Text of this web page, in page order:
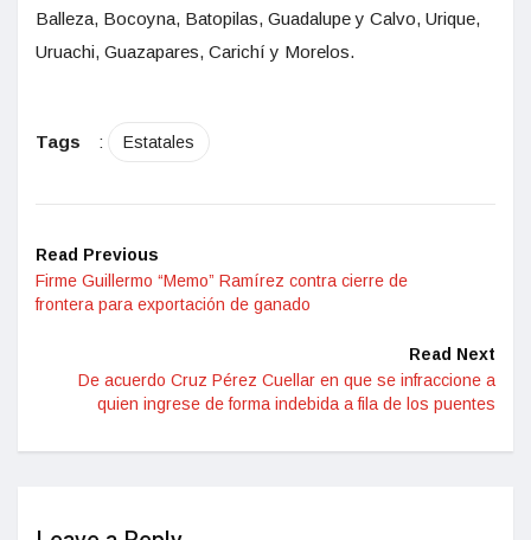
Balleza, Bocoyna, Batopilas, Guadalupe y Calvo, Urique,
Uruachi, Guazapares, Carichí y Morelos.
Tags : Estatales
Read Previous
Firme Guillermo “Memo” Ramírez contra cierre de
frontera para exportación de ganado
Read Next
De acuerdo Cruz Pérez Cuellar en que se infraccione a
quien ingrese de forma indebida a fila de los puentes